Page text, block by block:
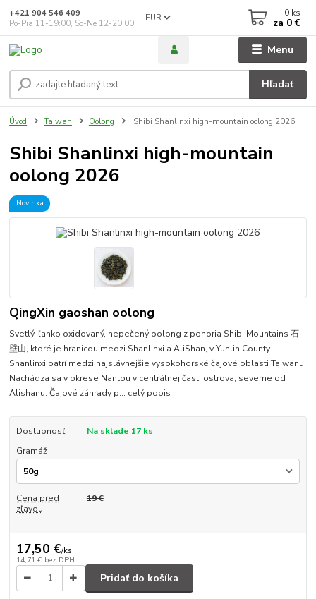
Menu
EUR
Hľadať
+421 904 546 409
Po-Pia 11-19:00, So-Ne 12-20:00
0 ks
za 0 €
Úvod Taiwan Oolong Shibi Shanlinxi high-mountain oolong 2026
Shibi Shanlinxi high-mountain
oolong 2026
Novinka
QingXin gaoshan oolong
Svetlý, ľahko oxidovaný, nepečený oolong z pohoria Shibi Mountains 石
壁山, ktoré je hranicou medzi Shanlinxi a AliShan, v Yunlin County.
Shanlinxi patrí medzi najslávnejšie vysokohorské čajové oblasti Taiwanu.
Nachádza sa v okrese Nantou v centrálnej časti ostrova, severne od
Alishanu. Čajové záhrady p... celý popis
Dostupnosť
Na sklade 17 ks
Gramáž
Cena pred
zľavou
19 €
17,50 €/ks
14,71 € bez DPH
Pridať do košíka